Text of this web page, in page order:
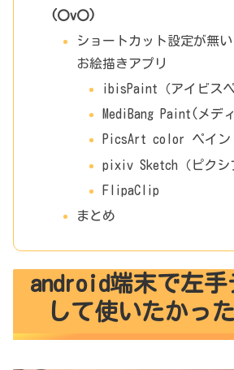
(〇v〇)
ショートカット設定が無
お絵描きアプリ
ibisPaint（アイビスペ
MediBang Paint(メデ
PicsArt color ペイン
pixiv Sketch（ピクシ
FlipaClip
まとめ
android端末で左手
して使いたかっ